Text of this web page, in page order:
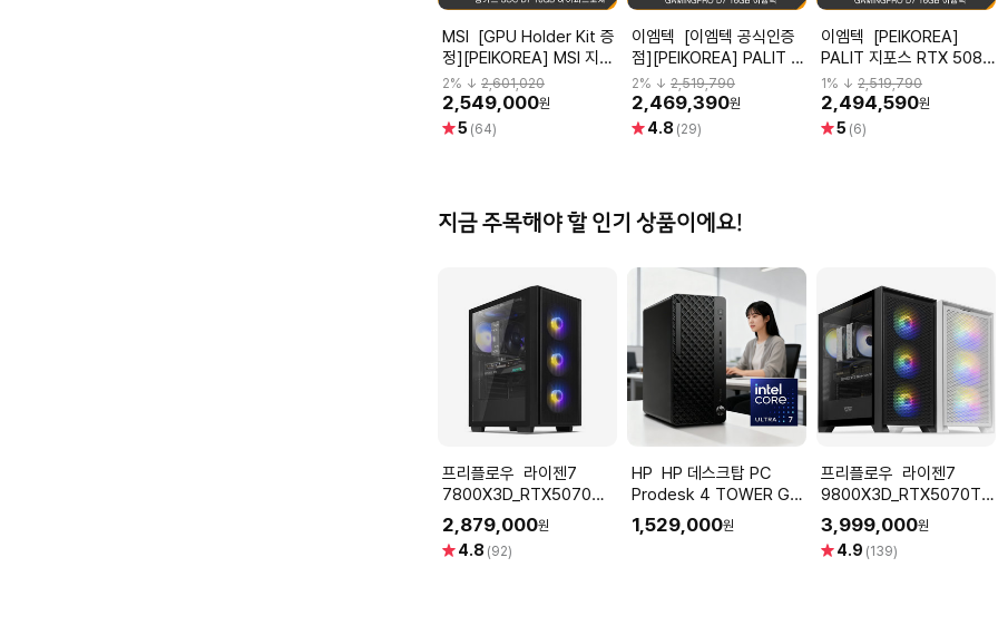
MSI [GPU Holder Kit 증
정][PEIKOREA] MSI 지포
스 RTX 5080 뱅가드
SOC D7 16GB 하이퍼프
로져
2% ↓ 2,601,020
2,549,000원
별 5 (64)
이엠텍 [이엠텍 공식인증
점][PEIKOREA] PALIT 지
포스 RTX 5080
GAMINGPRO D7 16GB
이엠텍
2% ↓ 2,519,790
2,469,390원
별 4.8 (29)
이엠텍 [PEIKOREA]
PALIT 지포스 RTX 5080
GAMINGPRO D7 16GB
이엠텍
1 % ↓ 2,519,790
2,494,590원
별 5 (6)
지금 주목해야 할 인기 상품이에요!
프리플로우 라이젠7
7800X3D_RTX5070
12GB 컴퓨터본체
(ULTRA GAMING X7
A57L) AMD 게이밍컴퓨
2,879,000원
별 4.8 (92)
HP HP 데스크탑 PC
Prodesk 4 TOWER G1i
울트라7 265 OS미포함
1,529,000원
프리플로우 라이젠7
9800X3D_RTX5070TI
컴퓨터본체 (ULTRA
GAMING X98 X57TI)
AMD 게이밍컴퓨터 조립
3,999,000원
별 4.9 (139)